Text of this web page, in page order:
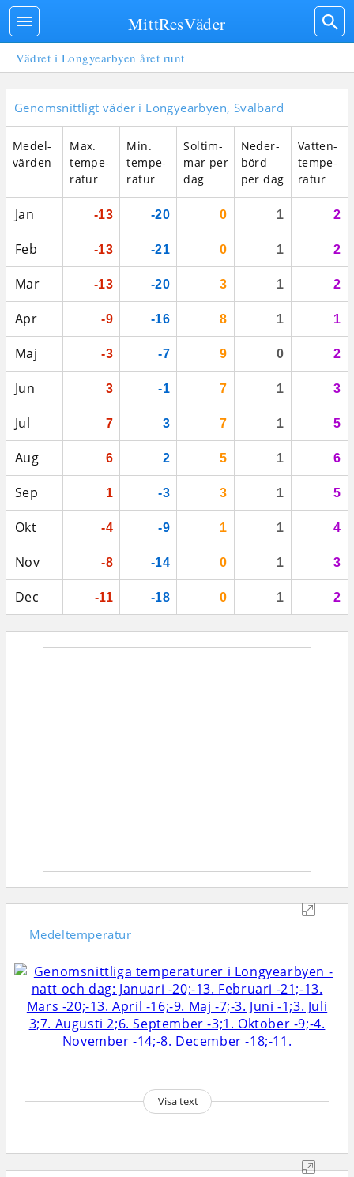
Vädret i Longyearbyen året runt
Genomsnittligt väder i Longyearbyen, Svalbard
Medel­
vär­den
Max.
tempe­
ratur
Min.
tempe­
ratur
Sol­tim­
mar per
dag
Neder­
börd
per dag
Vatten­
tempe­
ratur
Jan -13 -20 0 1 2
Feb -13 -21 0 1 2
Mar -13 -20 3 1 2
Apr -9 -16 8 1 1
Maj -3 -7 9 0 2
Jun 3 -1 7 1 3
Jul 7 3 7 1 5
Aug 6 2 5 1 6
Sep 1 -3 3 1 5
Okt -4 -9 1 1 4
Nov -8 -14 0 1 3
Dec -11 -18 0 1 2
Medeltemperatur
Visa text
MittResVäder